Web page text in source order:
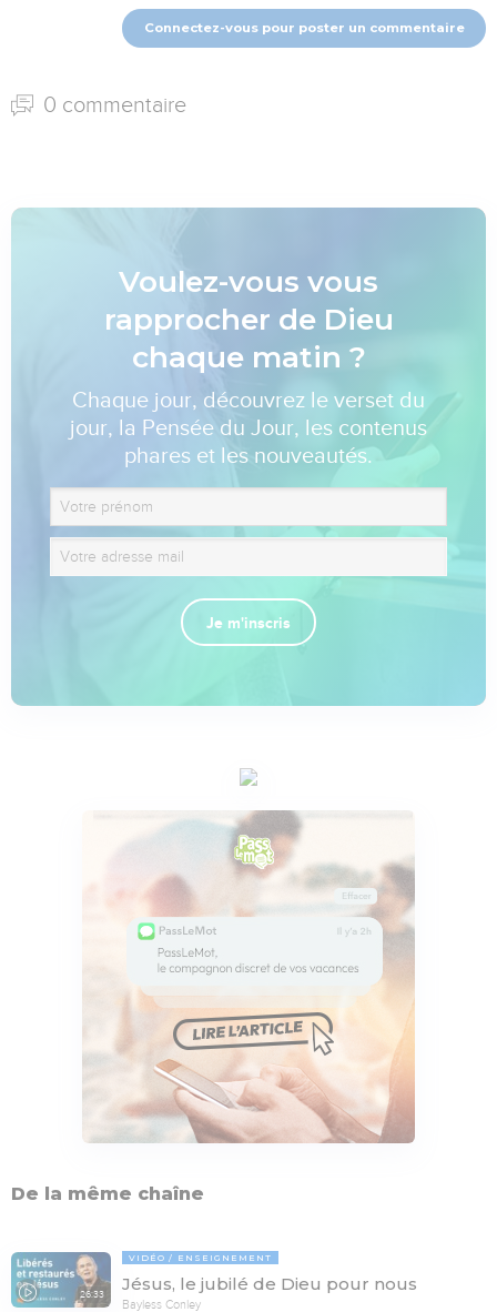
Connectez-vous pour poster un commentaire
0 commentaire
Voulez-vous vous
rapprocher de Dieu
chaque matin ?
Chaque jour, découvrez le verset du
jour, la Pensée du Jour, les contenus
phares et les nouveautés.
Je m'inscris
De la même chaîne
26:33
VIDÉO ENSEIGNEMENT
Jésus, le jubilé de Dieu pour nous
Bayless Conley